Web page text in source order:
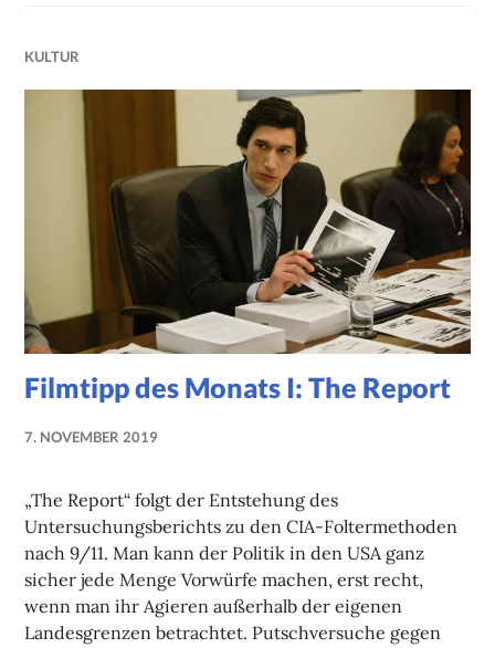
KULTUR
Filmtipp des Monats I: The Report
7. NOVEMBER 2019
„The Report“ folgt der Entstehung des
Untersuchungsberichts zu den CIA-Foltermethoden
nach 9/11. Man kann der Politik in den USA ganz
sicher jede Menge Vorwürfe machen, erst recht,
wenn man ihr Agieren außerhalb der eigenen
Landesgrenzen betrachtet. Putschversuche gegen